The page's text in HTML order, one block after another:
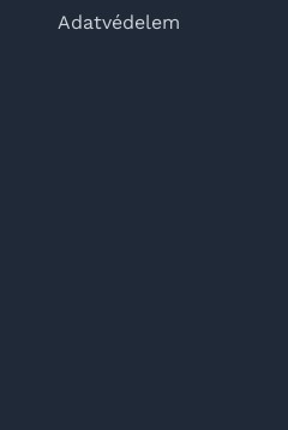
Adatvédelem